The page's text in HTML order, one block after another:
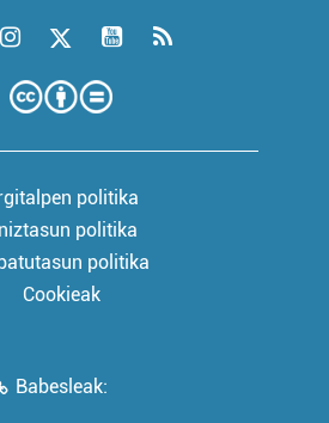
politika
politika
politika
Cookieak
Babesleak: